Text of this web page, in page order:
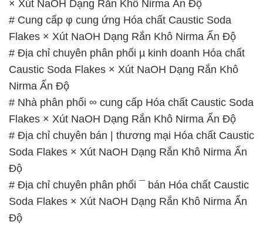
🌐 Website: https://hoachatxulynuoc.com/
📞 Hotline:
– 0933.920.505 – 028.3504.5555
– 028.3756.1835 – 028.3756.1840 –
028.3756.1841- 028.3756.1842
– 0932.660.696 – 0901.326.566 – 0906.387.866 –
0902.765.866
📧 Email: hoachat@dactruongphat.vn
GIỜ LÀM VIỆC TẠI CÔNG TY HÓA CHẤT ĐẮC
TRƯỜNG PHÁT
Thời gian làm việc tại Hóa Chất Đắc Trường Phát
được tổ chức như sau: